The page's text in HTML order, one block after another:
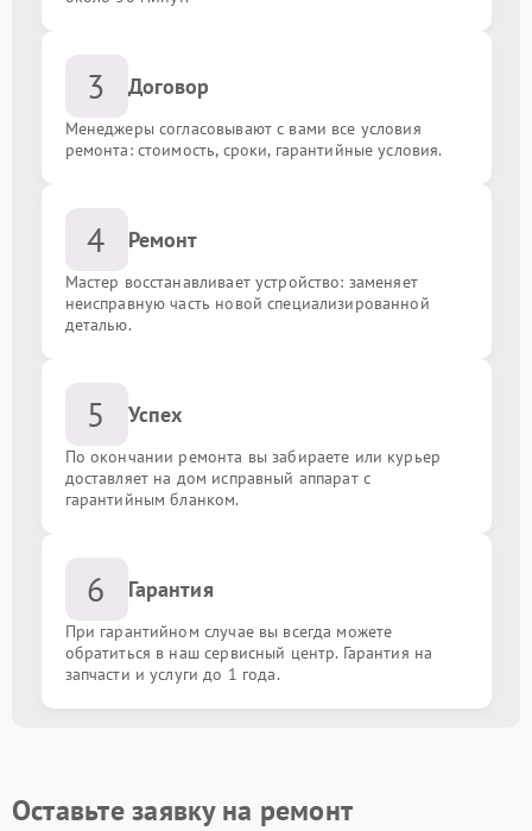
3 Договор
Менеджеры согласовывают с вами все условия
ремонта: стоимость, сроки, гарантийные условия.
4 Ремонт
Мастер восстанавливает устройство: заменяет
неисправную часть новой специализированной
деталью.
5 Успех
По окончании ремонта вы забираете или курьер
доставляет на дом исправный аппарат с
гарантийным бланком.
6 Гарантия
При гарантийном случае вы всегда можете
обратиться в наш сервисный центр. Гарантия на
запчасти и услуги до 1 года.
Оставьте заявку на ремонт